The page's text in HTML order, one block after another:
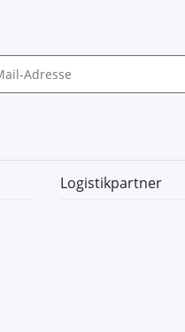
Logistikpartner